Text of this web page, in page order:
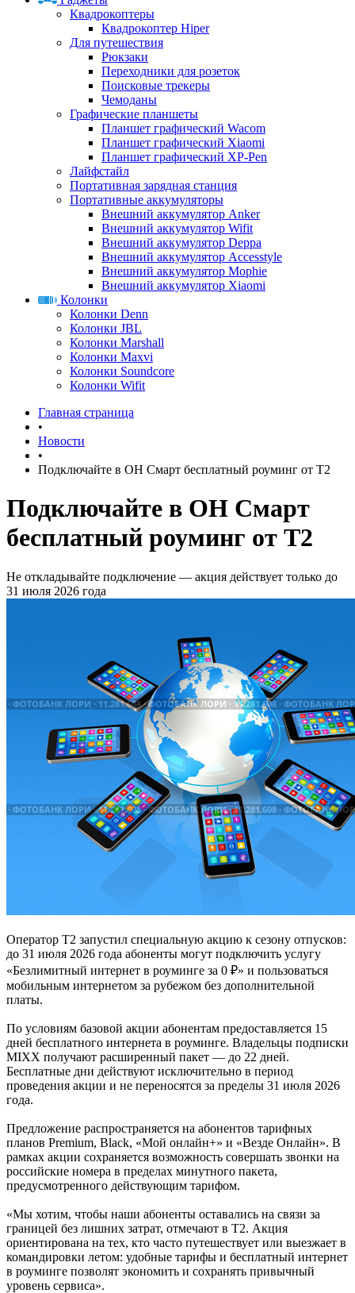
Квадрокоптеры
Квадрокоптер Hiper
Для путешествия
Рюкзаки
Переходники для розеток
Поисковые трекеры
Чемоданы
Графические планшеты
Планшет графический Wacom
Планшет графический Xiaomi
Планшет графический XP-Pen
Лайфстайл
Портативная зарядная станция
Портативные аккумуляторы
Внешний аккумулятор Anker
Внешний аккумулятор Wifit
Внешний аккумулятор Deppa
Внешний аккумулятор Accesstyle
Внешний аккумулятор Mophie
Внешний аккумулятор Xiaomi
Колонки
Колонки Denn
Колонки JBL
Колонки Marshall
Колонки Maxvi
Колонки Soundcore
Колонки Wifit
Главная страница
•
Новости
•
Подключайте в ОН Смарт бесплатный роуминг от Т2
Подключайте в ОН Смарт
бесплатный роуминг от Т2
Не откладывайте подключение — акция действует только до
31 июля 2026 года
Оператор Т2 запустил специальную акцию к сезону отпусков:
до 31 июля 2026 года абоненты могут подключить услугу
«Безлимитный интернет в роуминге за 0 ₽» и пользоваться
мобильным интернетом за рубежом без дополнительной
платы.
По условиям базовой акции абонентам предоставляется 15
дней бесплатного интернета в роуминге. Владельцы подписки
MIXX получают расширенный пакет — до 22 дней.
Бесплатные дни действуют исключительно в период
проведения акции и не переносятся за пределы 31 июля 2026
года.
Предложение распространяется на абонентов тарифных
планов Premium, Black, «Мой онлайн+» и «Везде Онлайн». В
рамках акции сохраняется возможность совершать звонки на
российские номера в пределах минутного пакета,
предусмотренного действующим тарифом.
«Мы хотим, чтобы наши абоненты оставались на связи за
границей без лишних затрат, отмечают в Т2. Акция
ориентирована на тех, кто часто путешествует или выезжает в
командировки летом: удобные тарифы и бесплатный интернет
в роуминге позволят экономить и сохранять привычный
уровень сервиса».